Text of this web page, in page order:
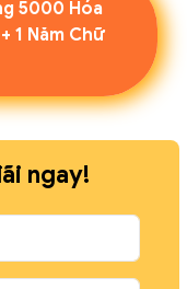
5000 Hóa
1 Năm Chữ
ngay!